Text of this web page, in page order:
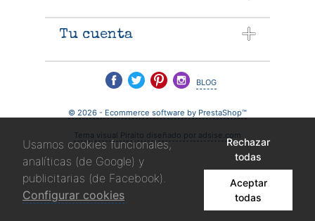
Tu cuenta
blog
© 2026 - Ecommerce software by PrestaShop™
Tema visual Piraito diseñado por adsise.com
Usamos cookies funcionales,
analíticas (de Google) y
publicitarias (de Facebook).
Configurar cookies
Rechazar
todas
Aceptar
todas